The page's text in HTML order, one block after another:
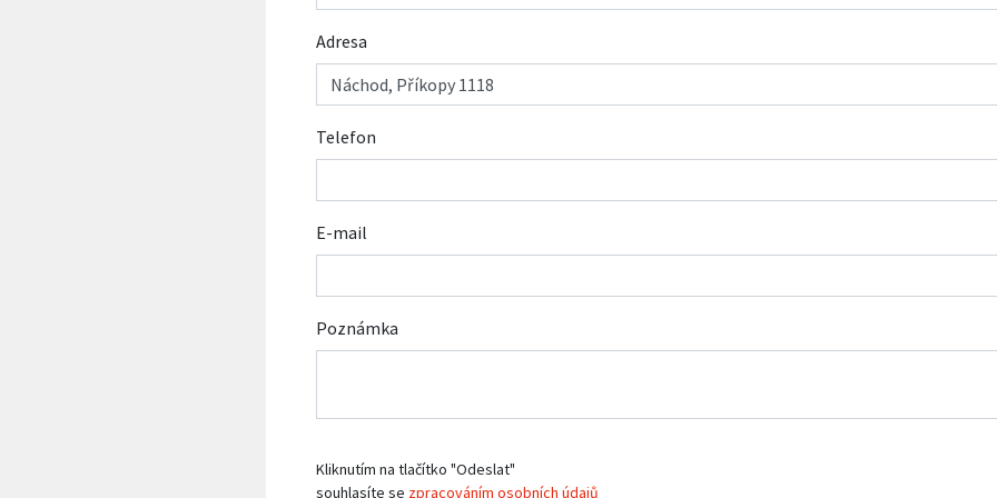
Adresa
Telefon
E-mail
Poznámka
Kliknutím na tlačítko "Odeslat"
souhlasíte se zpracováním osobních údajů